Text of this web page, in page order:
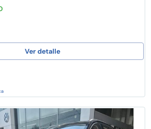
Ver detalle